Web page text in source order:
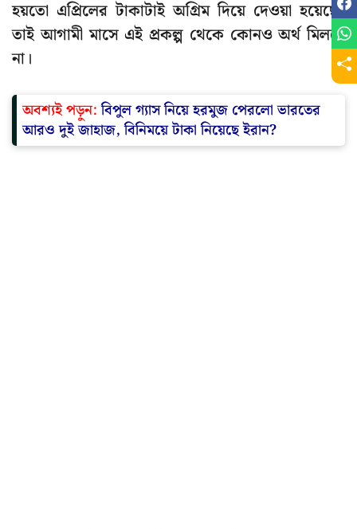
হয়তো এপ্রিলের টাকাটাই অগ্রিম দিয়ে দেওয়া হয়েছে।
তাই আগামী মাসে এই প্রকল্প থেকে কোনও অর্থ মিলবে
না।
অবশ্যই পড়ুন: বিপুল গ্যাস নিয়ে হরমুজ পেরলো ভারতের
আরও দুই জাহাজ, বিনিময়ে টাকা নিয়েছে ইরান?